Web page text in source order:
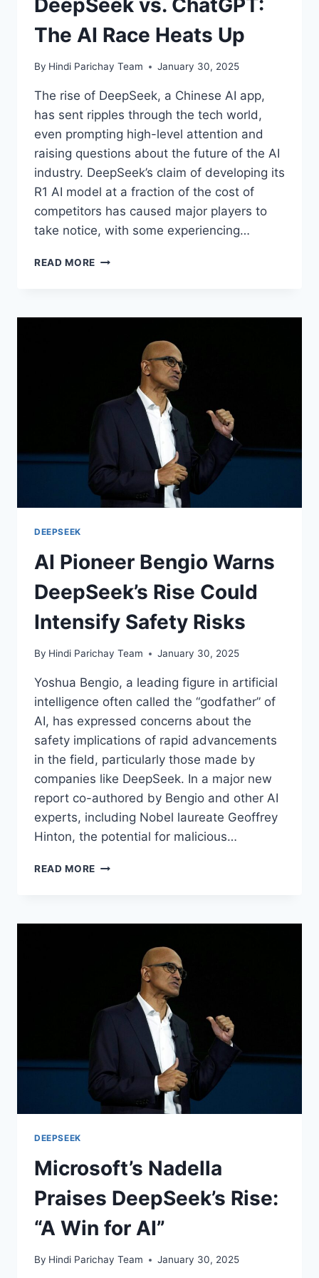
The AI Race Heats Up
By Hindi Parichay Team January 30, 2025
The rise of DeepSeek, a Chinese AI app,
has sent ripples through the tech world,
even prompting high-level attention and
raising questions about the future of the AI
industry. DeepSeek’s claim of developing its
R1 AI model at a fraction of the cost of
competitors has caused major players to
take notice, with some experiencing…
READ MORE DEEPSEEK
AI
DEEPSEEK
AI Pioneer Bengio Warns
DeepSeek’s Rise Could
Intensify Safety Risks
By Hindi Parichay Team January 30, 2025
Yoshua Bengio, a leading figure in artificial
intelligence often called the “godfather” of
AI, has expressed concerns about the
safety implications of rapid advancements
in the field, particularly those made by
companies like DeepSeek. In a major new
report co-authored by Bengio and other AI
experts, including Nobel laureate Geoffrey
Hinton, the potential for malicious…
READ MORE AI
DEEPSEEK’S
INTENSIFY
RISKS
DEEPSEEK
Microsoft’s Nadella
Praises DeepSeek’s Rise:
“A Win for AI”
By Hindi Parichay Team January 30, 2025